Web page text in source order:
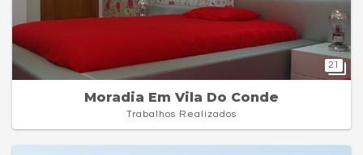
21
Moradia Em Vila Do Conde
Trabalhos Realizados